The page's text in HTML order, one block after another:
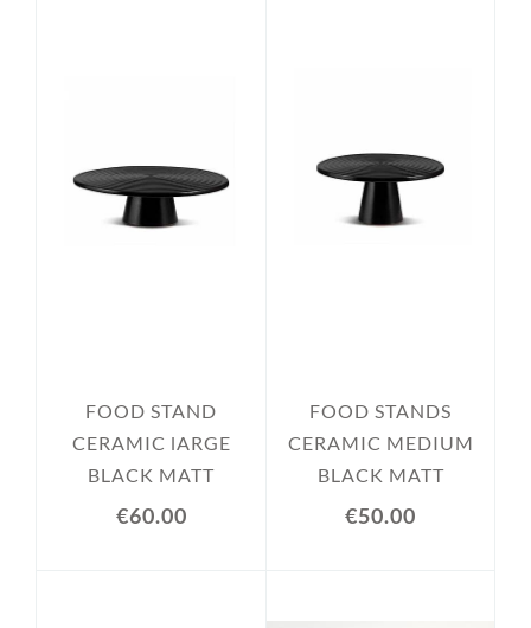
FOOD STAND
CERAMIC lARGE
BLACK MATT
€60.00
FOOD STANDS
CERAMIC MEDIUM
BLACK MATT
€50.00